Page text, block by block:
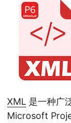
XML 是一种广
Microsoft